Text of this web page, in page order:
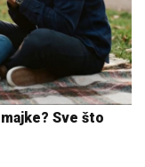
Sve što